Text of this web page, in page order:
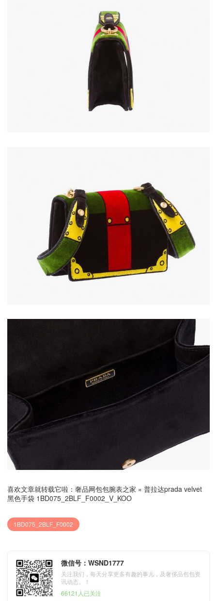
喜欢文章就转载它啦： 奢品网包包腕表之家 » 普拉达prada velvet
黑色手袋 1BD075_2BLF_F0002_V_KOO
1BD075_2BLF_F0002
微信号：WSND1777
关注我们，每天分享更多有趣的事儿，及奢侈品包包资
讯动态。！
66121人已关注